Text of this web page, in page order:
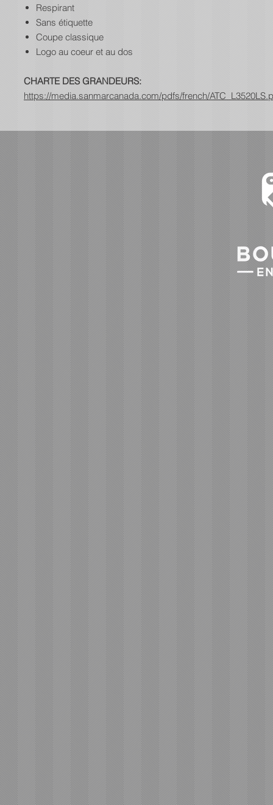
Respirant
Sans étiquette
Coupe classique
Logo au coeur et au dos
CHARTE DES GRANDEURS:
https://media.sanmarcanada.com/pdfs/french/